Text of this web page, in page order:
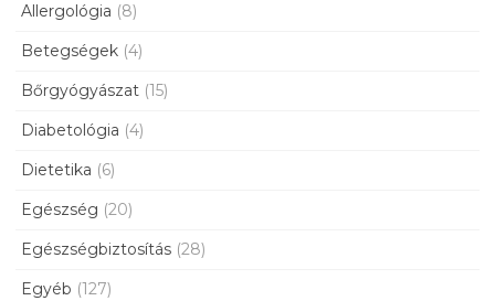
Allergológia (8)
Betegségek (4)
Bőrgyógyászat (15)
Diabetológia (4)
Dietetika (6)
Egészség (20)
Egészségbiztosítás (28)
Egyéb (127)